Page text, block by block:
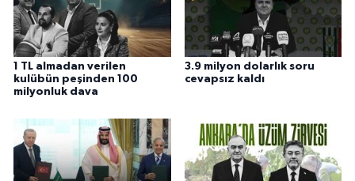
1 TL almadan verilen
kulübün peşinden 100
milyonluk dava
3.9 milyon dolarlık soru
cevapsız kaldı